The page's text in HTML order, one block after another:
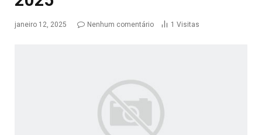
janeiro 12, 2025 Nenhum comentário 1 Visitas